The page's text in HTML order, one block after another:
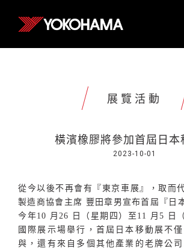
展覽活動
橫濱橡膠將參加首屆日本
2023-10-01
從今以後不再會有『東京車展』，取而
製造商協會主席 豐田章男宣布首屆『日
今年10 月 26 日（星期四）至 11 月5
日
國際展示場舉行，首屆日本移動展不
與，還有來自多個其他產業的老牌公